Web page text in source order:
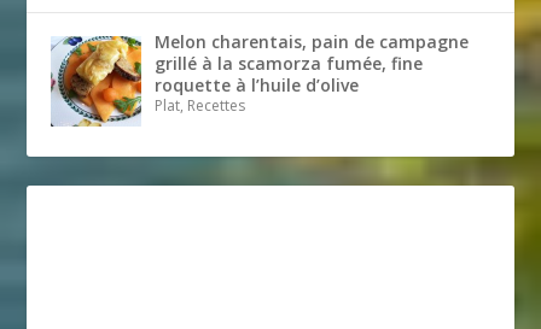
Melon charentais, pain de campagne
grillé à la scamorza fumée, fine
roquette à l’huile d’olive
Plat, Recettes